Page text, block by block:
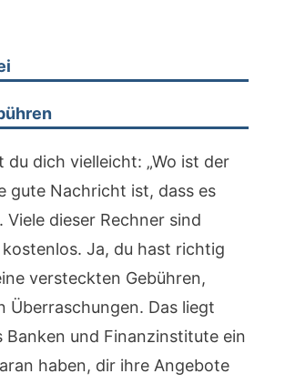
dich vielleicht: „Wo ist der
gute Nachricht ist, dass es
Viele dieser Rechner sind
Ja, du hast richtig
versteckten Gebühren,
Überraschungen. Das liegt
Banken und Finanzinstitute ein
haben, dir ihre Angebote